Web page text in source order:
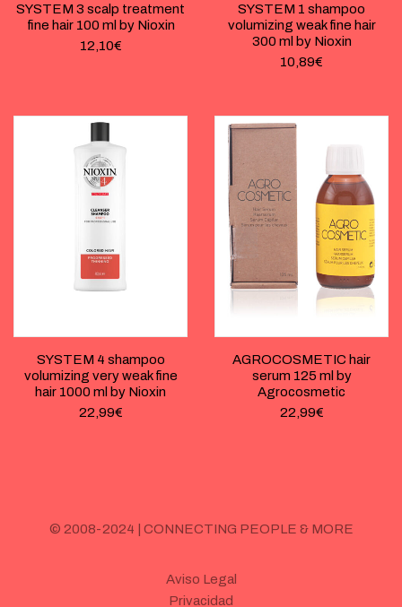
SYSTEM 3 scalp treatment
fine hair 100 ml by Nioxin
12,10€
SYSTEM 1 shampoo
volumizing weak fine hair
300 ml by Nioxin
10,89€
SYSTEM 4 shampoo
volumizing very weak fine
hair 1000 ml by Nioxin
22,99€
AGROCOSMETIC hair
serum 125 ml by
Agrocosmetic
22,99€
© 2008-2024 | CONNECTING PEOPLE & MORE
Aviso Legal
Privacidad